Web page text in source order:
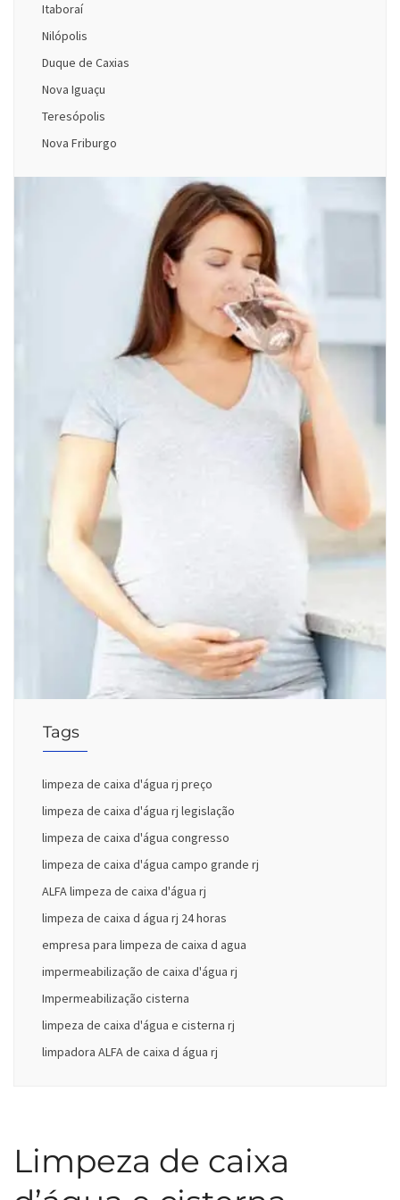
Itaboraí
Nilópolis
Duque de Caxias
Nova Iguaçu
Teresópolis
Nova Friburgo
Tags
limpeza de caixa d'água rj preço
limpeza de caixa d'água rj legislação
limpeza de caixa d'água congresso
limpeza de caixa d'água campo grande rj
ALFA limpeza de caixa d'água rj
limpeza de caixa d água rj 24 horas
empresa para limpeza de caixa d agua
impermeabilização de caixa d'água rj
Impermeabilização cisterna
limpeza de caixa d'água e cisterna rj
limpadora ALFA de caixa d água rj
Limpeza de caixa